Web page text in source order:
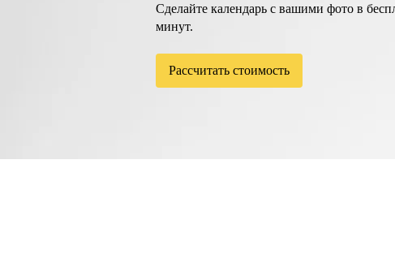
Сделайте календарь с вашими фото в
минут.
Рассчитать стоимость